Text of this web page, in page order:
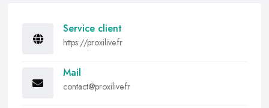
Service client
https://proxilive.fr
Mail
contact@proxilive.fr